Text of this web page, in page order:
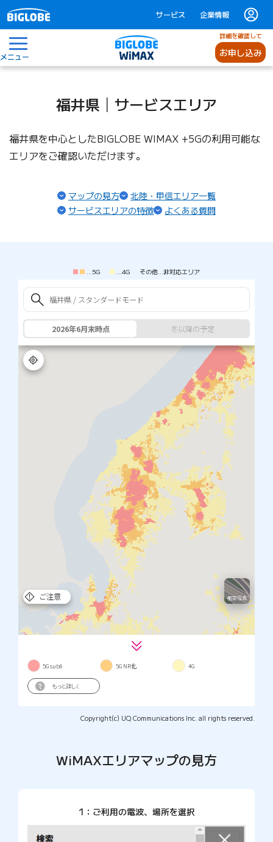
サービス 企業情報
メニュー
詳細を確認して
お申し込み
福井県│サービスエリア
福井県を中心としたBIGLOBE WIMAX +5Gの利用可能な
エリアをご確認いただけます。
マップの見方
北陸・甲信エリア一覧
サービスエリアの特徴
よくある質問
5G 4G その他 非対応エリア
Copyright(c) UQ Communications Inc. all rights reserved.
WiMAXエリアマップの見方
1：ご利用の電波、場所を選択